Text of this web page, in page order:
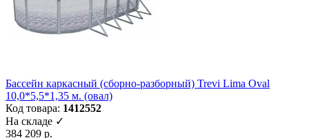
Бассейн каркасный (сборно-разборный) Trevi Lima Oval
10,0*5,5*1,35 м. (овал)
Код товара: 1412552
На складе ✓
384 209 р.